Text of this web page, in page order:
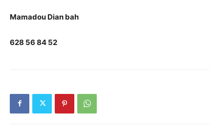
Mamadou Dian bah
628 56 84 52